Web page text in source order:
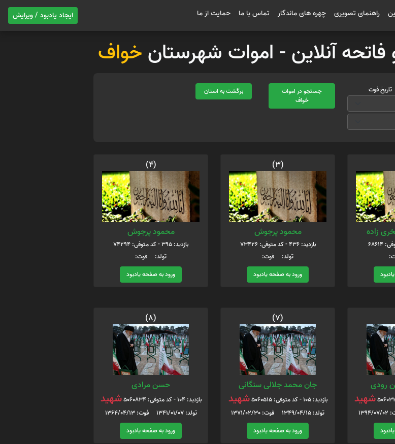
ایجاد یادبود / ویرایش راهنمای تصویری چهره های ماندگار تماس با ما حمایت از ما
آنلاین - اموات شهرستان خواف
تاریخ فوت
جستجو در اموات
خواف
برگشت به استان
زاده
(3)
محمود پرجوش
بازدید: 436 - کد متوفی: 73426
تولد: فوت:
ورود به صفحه یادبود
(4)
محمود پرجوش
بازدید: 395 - کد متوفی: 74294
تولد: فوت:
ورود به صفحه یادبود
رودی
شهید
(7)
جان محمد جلالی سنگانی
بازدید: 105 - کد متوفی: 5060515 شهید
تولد: 1349/04/15 فوت: 1371/02/30
ورود به صفحه یادبود
(8)
حسن مرادی
بازدید: 104 - کد متوفی: 5060834 شهید
تولد: 1341/01/07 فوت: 1364/04/13
ورود به صفحه یادبود